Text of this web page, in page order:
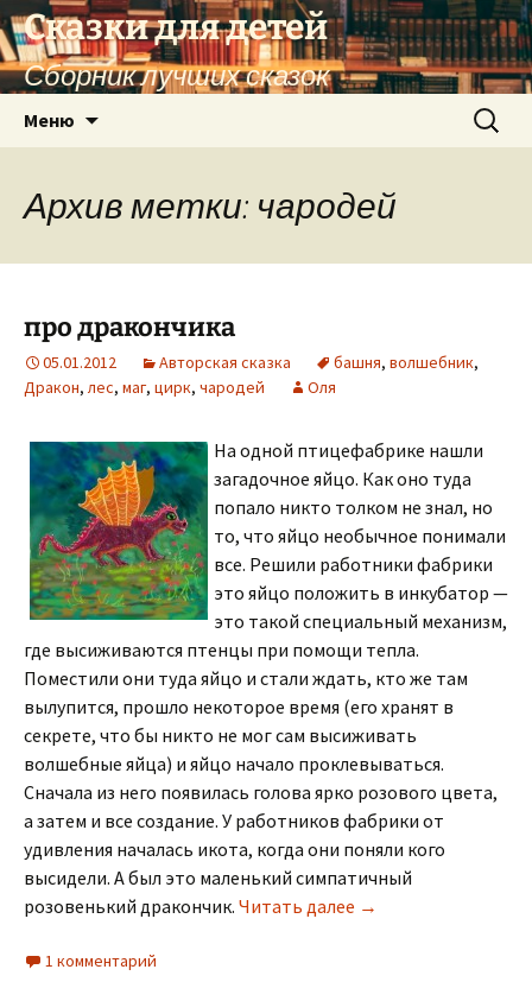
Перейти
к
содержимому
Сказки для детей
Сборник лучших сказок
Меню Найти:
Архив метки: чародей
про дракончика
05.01.2012 Авторская сказка башня, волшебник,
Дракон, лес, маг, цирк, чародей Оля
На одной птицефабрике нашли
загадочное яйцо. Как оно туда
попало никто толком не знал, но
то, что яйцо необычное понимали
все. Решили работники фабрики
это яйцо положить в инкубатор —
это такой специальный механизм,
где высиживаются птенцы при помощи тепла.
Поместили они туда яйцо и стали ждать, кто же там
вылупится, прошло некоторое время (его хранят в
секрете, что бы никто не мог сам высиживать
волшебные яйца) и яйцо начало проклевываться.
Сначала из него появилась голова ярко розового цвета,
а затем и все создание. У работников фабрики от
удивления началась икота, когда они поняли кого
высидели. А был это маленький симпатичный
розовенький дракончик. Читать далее про дракончика
→
1 комментарий